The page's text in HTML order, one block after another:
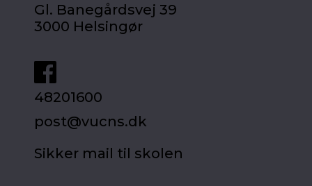
Gl. Banegårdsvej 39
3000 Helsingør
48201600
post@vucns.dk
Sikker mail til skolen